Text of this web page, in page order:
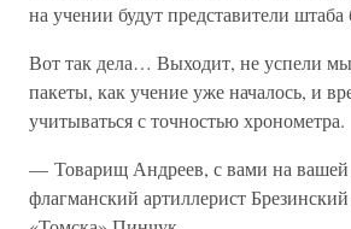
на учении будут представители
Вот так дела… Выходит, не успели мы
пакеты, как учение уже началось, и
учитываться с точностью хронометра.
— Товарищ Андреев, с вами на
флагманский артиллерист